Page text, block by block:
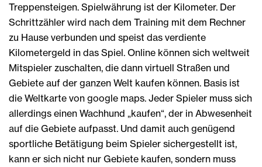
Treppensteigen. Spielwährung ist der Kilometer. Der
Schrittzähler wird nach dem Training mit dem Rechner
zu Hause verbunden und speist das verdiente
Kilometergeld in das Spiel. Online können sich weltweit
Mitspieler zuschalten, die dann virtuell Straßen und
Gebiete auf der ganzen Welt kaufen können. Basis ist
die Weltkarte von google maps. Jeder Spieler muss sich
allerdings einen Wachhund „kaufen“, der in Abwesenheit
auf die Gebiete aufpasst. Und damit auch genügend
sportliche Betätigung beim Spieler sichergestellt ist,
kann er sich nicht nur Gebiete kaufen, sondern muss